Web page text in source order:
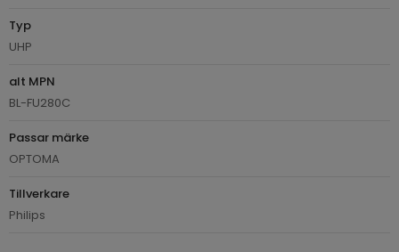
Typ
UHP
alt MPN
BL-FU280C
Passar märke
OPTOMA
Tillverkare
Philips